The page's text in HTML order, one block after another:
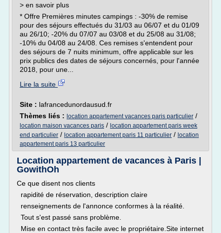
> en savoir plus
* Offre Premières minutes campings : -30% de remise
pour des séjours effectués du 31/03 au 06/07 et du 01/09
au 26/10; -20% du 07/07 au 03/08 et du 25/08 au 31/08;
-10% du 04/08 au 24/08. Ces remises s'entendent pour
des séjours de 7 nuits minimum, offre applicable sur les
prix publics des dates de séjours concernés, pour l'année
2018, pour une...
Lire la suite
Site : lafrancedunordausud.fr
Thèmes liés : location appartement vacances paris particulier /
location maison vacances paris / location appartement paris week
end particulier / location appartement paris 11 particulier / location
appartement paris 13 particulier
Location appartement de vacances à Paris |
GowithOh
Ce que disent nos clients
rapidité de réservation, description claire
renseignements de l'annonce conformes à la réalité.
Tout s'est passé sans problème.
Mise en contact très facile avec le propriétaire.Site internet